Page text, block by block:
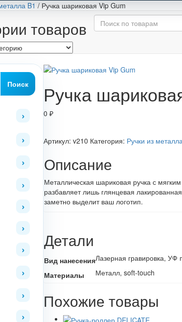
B1 / Ручка шариковая Vip Gum
товаров
Поиск Ручка
0 ₽
Артикул: v210 Категория: Ручки из
Описание
Металлическая шариковая ручка с
разбавляет лишь глянцевая
заметно выделит ваш логотип.
Детали
Вид нанесенияЛазерная гравировка, УФ
Материалы
Металл, soft-touch
Похожие товары